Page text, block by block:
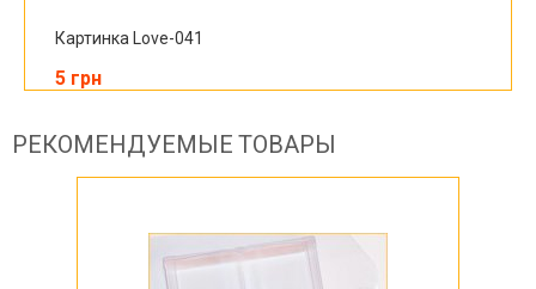
Картинка Love-041
5 грн
РЕКОМЕНДУЕМЫЕ ТОВАРЫ